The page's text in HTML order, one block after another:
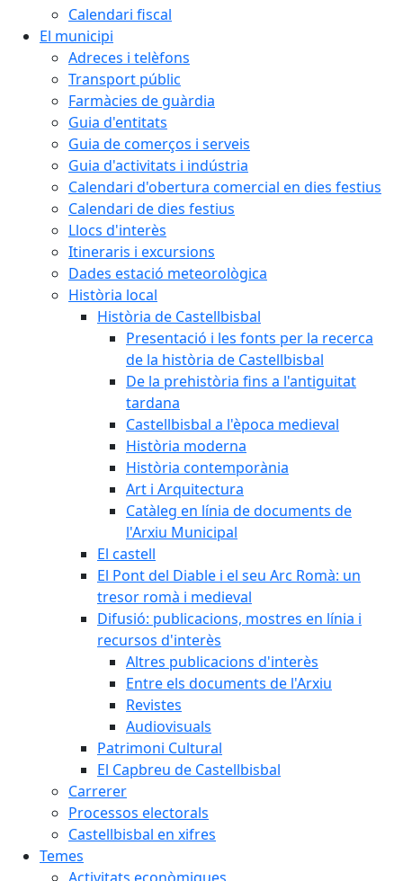
Calendari fiscal
El municipi
Adreces i telèfons
Transport públic
Farmàcies de guàrdia
Guia d'entitats
Guia de comerços i serveis
Guia d'activitats i indústria
Calendari d'obertura comercial en dies festius
Calendari de dies festius
Llocs d'interès
Itineraris i excursions
Dades estació meteorològica
Història local
Història de Castellbisbal
Presentació i les fonts per la recerca
de la història de Castellbisbal
De la prehistòria fins a l'antiguitat
tardana
Castellbisbal a l'època medieval
Història moderna
Història contemporània
Art i Arquitectura
Catàleg en línia de documents de
l'Arxiu Municipal
El castell
El Pont del Diable i el seu Arc Romà: un
tresor romà i medieval
Difusió: publicacions, mostres en línia i
recursos d'interès
Altres publicacions d'interès
Entre els documents de l'Arxiu
Revistes
Audiovisuals
Patrimoni Cultural
El Capbreu de Castellbisbal
Carrerer
Processos electorals
Castellbisbal en xifres
Temes